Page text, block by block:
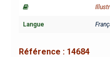
Langue
Référence : 14684